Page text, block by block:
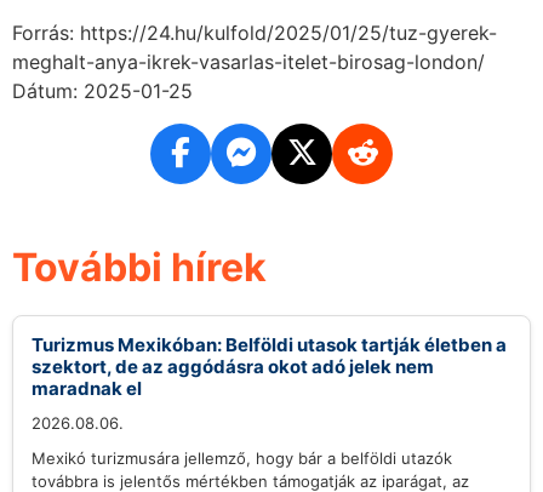
Forrás: https://24.hu/kulfold/2025/01/25/tuz-gyerek-
meghalt-anya-ikrek-vasarlas-itelet-birosag-london/
Dátum: 2025-01-25
További hírek
Turizmus Mexikóban: Belföldi utasok tartják életben a
szektort, de az aggódásra okot adó jelek nem
maradnak el
2026.08.06.
Mexikó turizmusára jellemző, hogy bár a belföldi utazók
továbbra is jelentős mértékben támogatják az iparágat, az